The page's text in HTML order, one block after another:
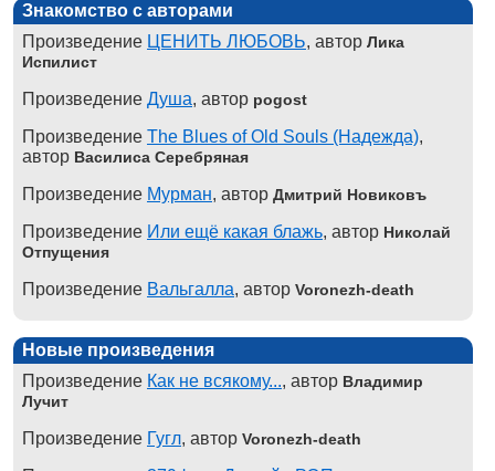
Знакомство с авторами
Произведение ЦЕНИТЬ ЛЮБОВЬ, автор Лика
Испилист
Произведение Душа, автор pogost
Произведение The Blues of Old Souls (Надежда),
автор Василиса Серебряная
Произведение Мурман, автор Дмитрий Новиковъ
Произведение Или ещё какая блажь, автор Николай
Отпущения
Произведение Вальгалла, автор Voronezh-death
Новые произведения
Произведение Как не всякому..., автор Владимир
Лучит
Произведение Гугл, автор Voronezh-death